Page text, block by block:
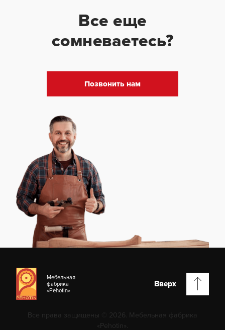
Все еще
сомневаетесь?
Позвонить нам
Мебельная
фабрика
«Pehotin»
Вверх
Все права защищены © 2026. Мебельная фабрика
«Pehotin».